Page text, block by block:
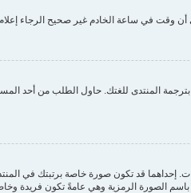
وقت في ساعة الخادم غير صحيح الرجاء إعلام
المنتدى للغتك. حاول الطلب من أحد
إحداهما قد تكون صورة خاصة برتبتك في
باسم الصورة الرمزية وهي عامةً تكون فريدة